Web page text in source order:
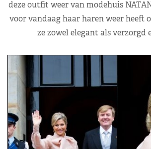
deze outfit weer van modehuis
voor vandaag haar haren weer heeft
ze zowel elegant als verzorgd